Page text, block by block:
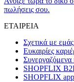
πωλήσεις σου.
ΕΤΑΙΡΕΙΑ
Σχετικά με εμάς
Ευκαιρίες
Συνεργαζόμενα
SHOPFLIX
SHOPFLIX app